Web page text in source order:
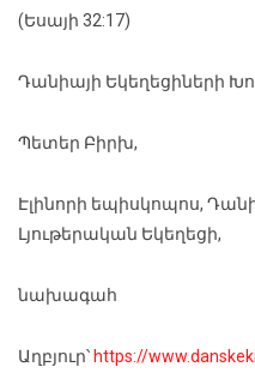
(Եսայի 32:17)
Դանիայի Եկեղեցիների
Պետեր Բիրխ,
Էլինորի եպիսկոպոս,
Լյութերական Եկեղեցի,
նախագահ
Աղբյուր՝ https://